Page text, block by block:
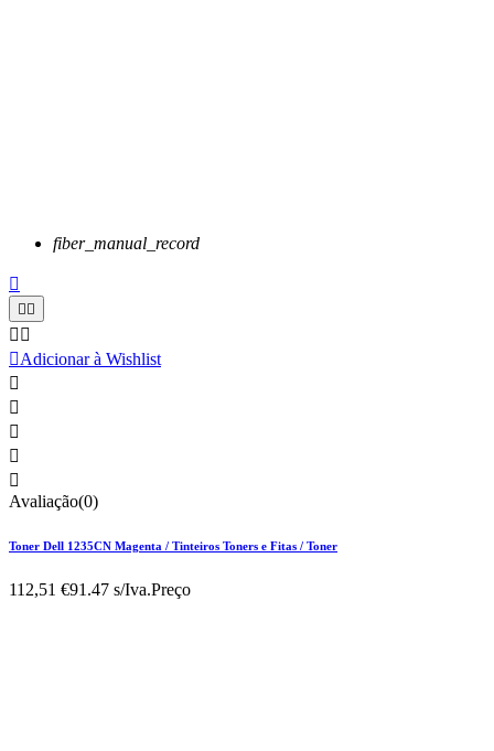
fiber_manual_record


 
Adicionar à Wishlist





Avaliação(0)
Toner Dell 1235CN Magenta / Tinteiros Toners e Fitas / Toner
112,51 €91.47 s/Iva.Preço